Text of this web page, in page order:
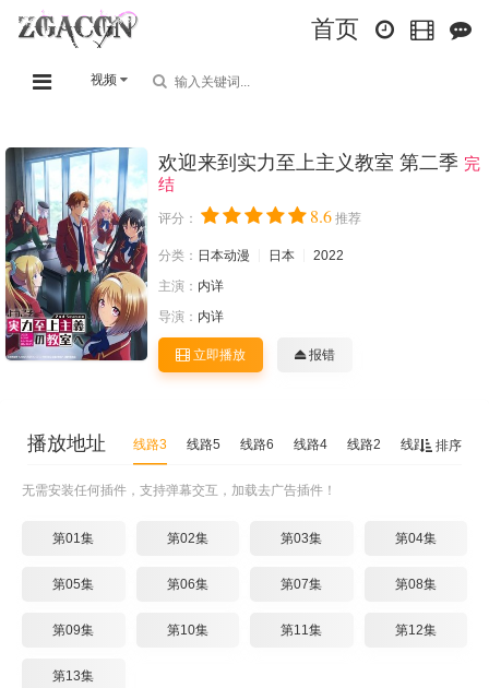
首页
视频
欢迎来到实力至上主义教室 第二季 完
结
评分： 8.6 推荐
分类： 日本动漫 日本
2022
主演： 内详
导演： 内详
立即播放 报错
排序
播放地址 线路3 线路5 线路6 线路4 线路2 线路1
无需安装任何插件，支持弹幕交互，加载去广告插件！
第01集 第02集 第03集 第04集
第05集 第06集 第07集 第08集
第09集 第10集 第11集 第12集
第13集